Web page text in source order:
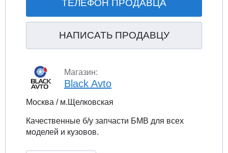
ТЕЛЕФОН ПРОДАВЦА
НАПИСАТЬ ПРОДАВЦУ
Магазин:
Black Avto
Москва / м.Щелковская
Качественные б/у запчасти БМВ для всех
моделей и кузовов.